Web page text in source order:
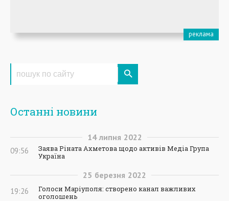
Останні новини
14 липня 2022
09:56
Заява Ріната Ахметова щодо активів Медіа Група
Україна
25 березня 2022
19:26
Голоси Маріуполя: створено канал важливих
оголошень